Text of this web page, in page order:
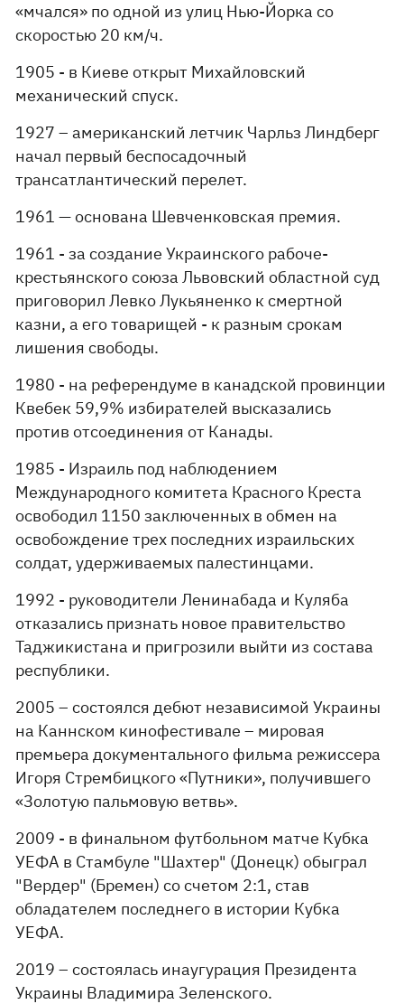
«мчался» по одной из улиц Нью-Йорка со
скоростью 20 км/ч.
1905 - в Киеве открыт Михайловский
механический спуск.
1927 – американский летчик Чарльз Линдберг
начал первый беспосадочный
трансатлантический перелет.
1961 — основана Шевченковская премия.
1961 - за создание Украинского рабоче-
крестьянского союза Львовский областной суд
приговорил Левко Лукьяненко к смертной
казни, а его товарищей - к разным срокам
лишения свободы.
1980 - на референдуме в канадской провинции
Квебек 59,9% избирателей высказались
против отсоединения от Канады.
1985 - Израиль под наблюдением
Международного комитета Красного Креста
освободил 1150 заключенных в обмен на
освобождение трех последних израильских
солдат, удерживаемых палестинцами.
1992 - руководители Ленинабада и Куляба
отказались признать новое правительство
Таджикистана и пригрозили выйти из состава
республики.
2005 – состоялся дебют независимой Украины
на Каннском кинофестивале – мировая
премьера документального фильма режиссера
Игоря Стрембицкого «Путники», получившего
«Золотую пальмовую ветвь».
2009 - в финальном футбольном матче Кубка
УЕФА в Стамбуле "Шахтер" (Донецк) обыграл
"Вердер" (Бремен) со счетом 2:1, став
обладателем последнего в истории Кубка
УЕФА.
2019 – состоялась инаугурация Президента
Украины Владимира Зеленского.